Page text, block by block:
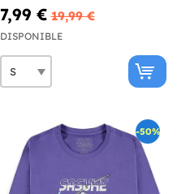
7,99 € 19,99 €
DISPONIBLE
-50%